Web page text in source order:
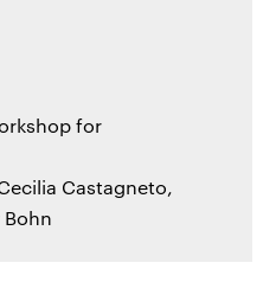
for
Castagneto,
Bohn